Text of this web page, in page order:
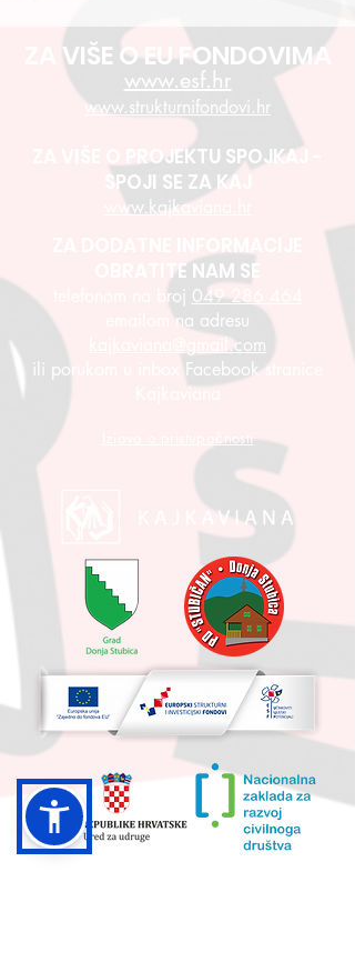
ZA VIŠE O EU FONDOVIMA
www.esf.hr
www.strukturnifondovi.hr
ZA VIŠE O PROJEKTU SPOJKAJ -
SPOJI SE ZA KAJ
www.kajkaviana.hr
ZA DODATNE INFORMACIJE
OBRATITE NAM SE
telefonom na broj 049 286 464
emailom na adresu
kajkaviana@gmail.com
ili porukom u inbox Facebook stranice
Kajkaviana
Izjava o pristupačnosti